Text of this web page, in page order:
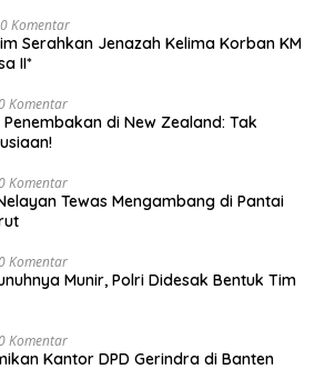
0 Komentar
Serahkan Jenazah Kelima Korban KM
II*
Komentar
di New Zealand: Tak
Komentar
Tewas Mengambang di Pantai
Komentar
Munir, Polri Didesak Bentuk Tim
Komentar
Kantor DPD Gerindra di Banten